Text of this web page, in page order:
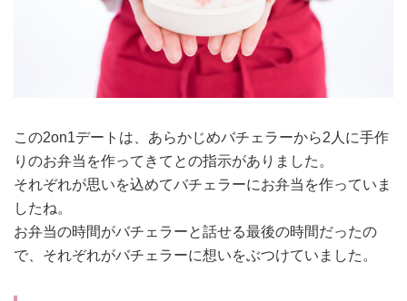
この2on1デートは、あらかじめバチェラーから2人に手作
りのお弁当を作ってきてとの指示がありました。
それぞれが思いを込めてバチェラーにお弁当を作っていま
したね。
お弁当の時間がバチェラーと話せる最後の時間だったの
で、それぞれがバチェラーに想いをぶつけていました。